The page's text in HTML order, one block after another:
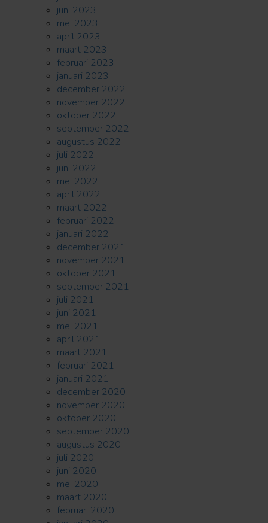
juni 2023
mei 2023
april 2023
maart 2023
februari 2023
januari 2023
december 2022
november 2022
oktober 2022
september 2022
augustus 2022
juli 2022
juni 2022
mei 2022
april 2022
maart 2022
februari 2022
januari 2022
december 2021
november 2021
oktober 2021
september 2021
juli 2021
juni 2021
mei 2021
april 2021
maart 2021
februari 2021
januari 2021
december 2020
november 2020
oktober 2020
september 2020
augustus 2020
juli 2020
juni 2020
mei 2020
maart 2020
februari 2020